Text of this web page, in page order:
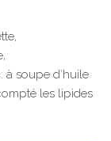
à soupe d’huile
les lipides